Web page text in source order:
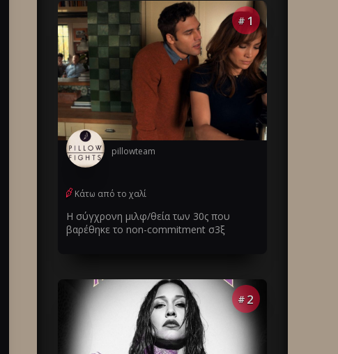
# 1
pillowteam
Κάτω από το χαλί
Η σύγχρονη μιλφ/θεία των 30ς που
βαρέθηκε το non-commitment σ3ξ
# 2